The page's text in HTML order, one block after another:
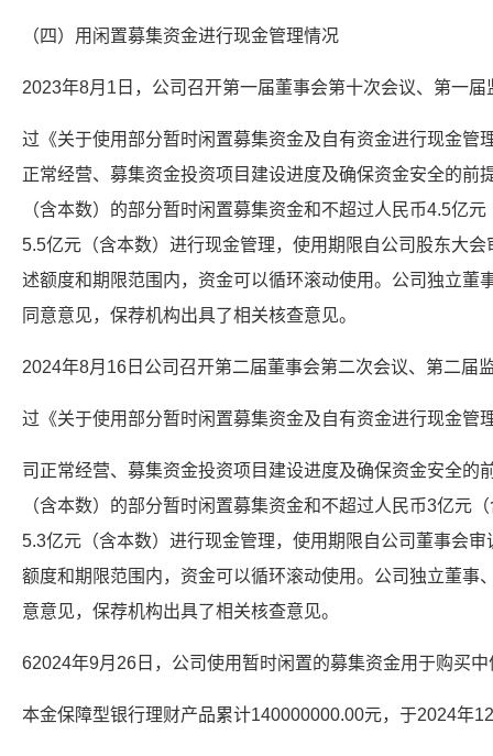
（四）用闲置募集资金进行现金管理情况
2023年8月1日，公司召开第一届董事会第十次会议、第一
过《关于使用部分暂时闲置募集资金及自有资金进行现金管
正常经营、募集资金投资项目建设进度及确保资金安全的前
（含本数）的部分暂时闲置募集资金和不超过人民币4.5亿
5.5亿元（含本数）进行现金管理，使用期限自公司股东大
述额度和期限范围内，资金可以循环滚动使用。公司独立董
同意意见，保荐机构出具了相关核查意见。
2024年8月16日公司召开第二届董事会第二次会议、第二届
过《关于使用部分暂时闲置募集资金及自有资金进行现金管
司正常经营、募集资金投资项目建设进度及确保资金安全的
（含本数）的部分暂时闲置募集资金和不超过人民币3亿元
5.3亿元（含本数）进行现金管理，使用期限自公司董事会
额度和期限范围内，资金可以循环滚动使用。公司独立董事
意意见，保荐机构出具了相关核查意见。
62024年9月26日，公司使用暂时闲置的募集资金用于购买
本金保障型银行理财产品累计140000000.00元，于2024年